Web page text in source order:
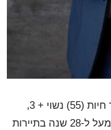
עופר חיות מונה למנכ"ל 'תיירות עין זיוון'. עופר חיות (55) נשוי + 3,
תושב מושב רמות בגולן, בעל ניסיון עשיר של מעל ל-28 שנה בתיירות